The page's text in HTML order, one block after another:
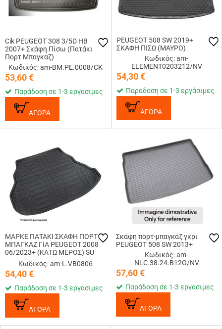
Cik PEUGEOT 308 3/5D HB
2007+ Σκάφη Πίσω (Πατάκι
Πορτ Μπαγκαζ)
Κωδικός: am-BM.PE.0008/CK
53,60€
Παράδοση σε 1-3 εργάσιμες
ΑΓΟΡΑ
PEUGEOT 508 SW 2019+
ΣΚΑΦΗ ΠΙΣΩ (ΜΑΥΡΟ)
Κωδικός: am-
ELEMENT0203212/NV
54,30€
Παράδοση σε 1-3 εργάσιμες
ΑΓΟΡΑ
ΜΑΡΚΕ ΠΑΤΑΚΙ ΣΚΑΦΗ ΠΟΡΤ
ΜΠΑΓΚΑΖ ΓΙΑ PEUGEOT 2008
06/2023+ (ΚΑΤΩ ΜΕΡΟΣ) SU
MISURA PRO-FIT ΑΠΟ TPE
ΥΛΙΚΟ ΣΕ ΜΑΥΡΟ ΧΡΩΜΑ
LAMPA - 1 ΤΕΜ.
Κωδικός: am-L.VB0806
54,40€
Παράδοση σε 1-3 εργάσιμες
ΑΓΟΡΑ
Σκάφη πορτ-μπαγκάζ γκρι
PEUGEOT 508 SW 2013+
Κωδικός: am-
NLC.38.24.B12G/NV
57,60€
Παράδοση σε 1-3 εργάσιμες
ΑΓΟΡΑ